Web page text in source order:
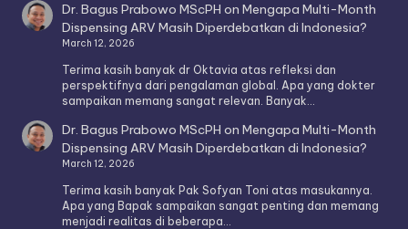
Dr. Bagus Prabowo MScPH onMengapa Multi-Month
Dispensing ARV Masih Diperdebatkan di Indonesia?
March 12, 2026
Terima kasih banyak dr Oktavia atas refleksi dan
perspektifnya dari pengalaman global. Apa yang dokter
sampaikan memang sangat relevan. Banyak…
Dr. Bagus Prabowo MScPH onMengapa Multi-Month
Dispensing ARV Masih Diperdebatkan di Indonesia?
March 12, 2026
Terima kasih banyak Pak Sofyan Toni atas masukannya.
Apa yang Bapak sampaikan sangat penting dan memang
menjadi realitas di beberapa…